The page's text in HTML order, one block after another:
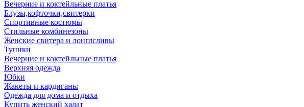
Вечерние и коктейльные платья
Блузы,кофточки,свитерки
Спортивные костюмы
Стильные комбинезоны
Женские свитера и лонглсливы
Туники
Вечерние и коктейльные платья
Верхняя одежда
Юбки
Жакеты и кардиганы
Одежда для дома и отдыха
Купить женский халат